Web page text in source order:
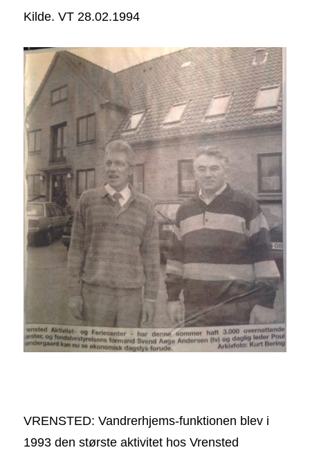
Kilde. VT 28.02.1994
VRENSTED: Vandrerhjems-funktionen blev i
1993 den største aktivitet hos Vrensted